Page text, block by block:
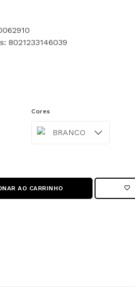
8021233146039
Cores
Color
BRANCO
AO CARRINHO